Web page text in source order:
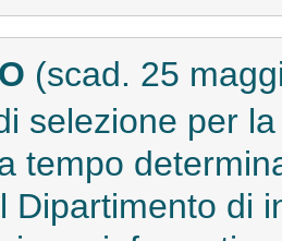
(scad. 25
selezione per
tempo
Dipartimento di